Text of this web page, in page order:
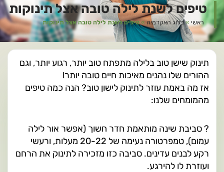
טיפים לשנת לילה טובה אצל תינוקות
ראשי »בלוג האקדמיה» טיפים לשנת לילה טובה אצל תינוקות
תינוק שישן טוב בלילה מתפתח טוב יותר, רגוע יותר, וגם
ההורים שלו נהנים מאיכות חיים טובה יותר!
אז מה באמת עוזר לתינוק לישון טוב? הנה כמה טיפים
מהמומחים שלנו:
? סביבת שינה מותאמת חדר חשוך (אפשר אור לילה
עמום), טמפרטורה נעימה של 20-22 מעלות, ורעשי
רקע לבנים עדינים. סביבה כזו מזכירה לתינוק את הרחם
ועוזרת לו להירגע.